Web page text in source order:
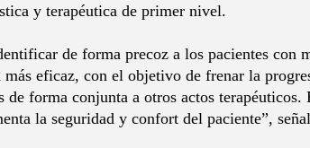
y terapéutica de primer nivel.
de forma precoz a los pacientes con
eficaz, con el objetivo de frenar la
forma conjunta a otros actos terapéuticos.
la seguridad y confort del paciente”,